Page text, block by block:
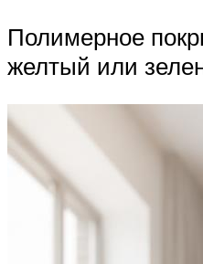
Полимерное
желтый или